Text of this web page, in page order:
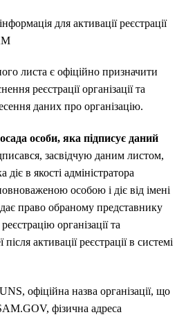
для активації реєстрації
листа є офіційно призначити
реєстрації організації та
даних про організацію.
особи, яка підписує даний
засвідчую даним листом,
в якості адміністратора
особою і діє від імені
право обраному представнику
організації та
активації реєстрації в системі
офіційна назва організації, що
фізична адреса